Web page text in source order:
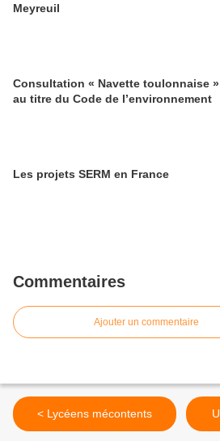
Meyreuil
Consultation « Navette toulonnaise »
au titre du Code de l’environnement
Les projets SERM en France
Commentaires
Ajouter un commentaire
< Lycéens mécontents